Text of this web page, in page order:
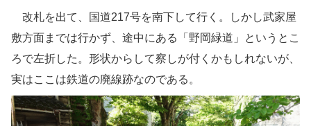
改札を出て、国道217号を南下して行く。しかし武家屋
敷方面までは行かず、途中にある「野岡緑道」というとこ
ろで左折した。形状からして察しが付くかもしれないが、
実はここは鉄道の廃線跡なのである。